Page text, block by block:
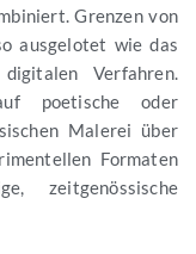
Grenzen von
ausgelotet wie das
Verfahren.
poetische oder
Malerei über
Formaten
zeitgenössische